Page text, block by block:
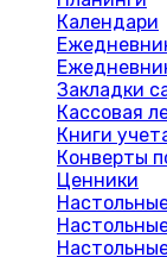
Календари
Закладки
Кассовая
Книги
Конверты
Ценники